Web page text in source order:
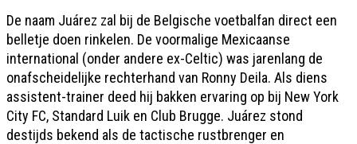
De naam Juárez zal bij de Belgische voetbalfan direct een
belletje doen rinkelen. De voormalige Mexicaanse
international (onder andere ex-Celtic) was jarenlang de
onafscheidelijke rechterhand van Ronny Deila. Als diens
assistent-trainer deed hij bakken ervaring op bij New York
City FC, Standard Luik en Club Brugge. Juárez stond
destijds bekend als de tactische rustbrenger en